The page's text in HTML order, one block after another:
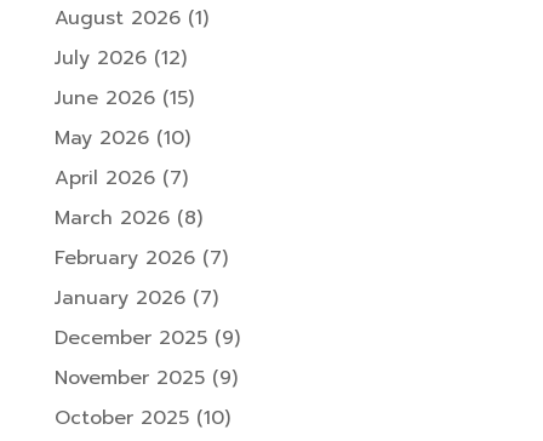
August 2026(1)
July 2026(12)
June 2026(15)
May 2026(10)
April 2026(7)
March 2026(8)
February 2026(7)
January 2026(7)
December 2025(9)
November 2025(9)
October 2025(10)